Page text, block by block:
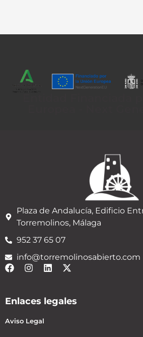
Plaza de Andalucía, Edificio
Torremolinos, Málaga
952 37 65 07
info@torremolinosabierto.com
Enlaces legales
Aviso Legal